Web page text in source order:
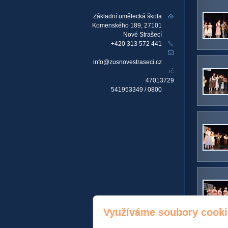
Základní umělecká škola
Komenského 189, 27101
Nové Strašecí
+420 313 572 441
info@zusnovestraseci.cz
IČ
47013729
541953349 / 0800
Využíváme soubory